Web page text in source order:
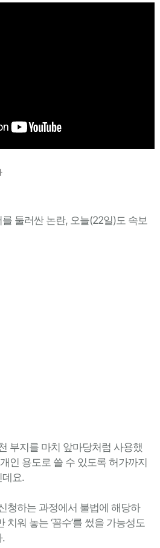
둘러싼 논란, 오늘(22일)도 속보
부지를 마치 앞마당처럼 사용했
인 용도로 쓸 수 있도록 허가까지
데요.
청하는 과정에서 불법에 해당하
워 놓는 ‘꼼수’를 썼을 가능성도
.